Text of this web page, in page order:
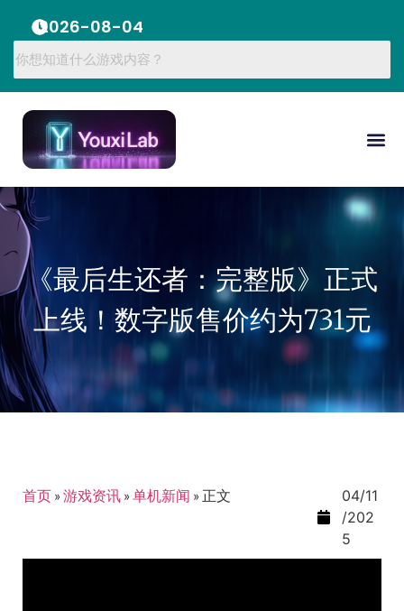
2026-08-04
《最后生还者：完整版》正式
上线！数字版售价约为731元
首页 »游戏资讯 »单机新闻 » 正文
04/11
/202
5